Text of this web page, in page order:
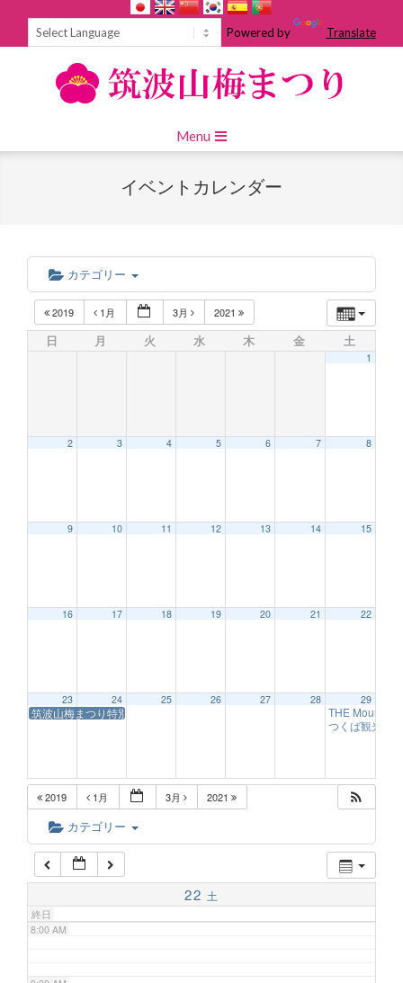
Powered by Translate
Navigation
Menu
イベントカレンダー
カテゴリー
2019 1月 3月 2021
日 月 火 水 木 金 土
1
2 3 4 5 6 7 8
9 10 11 12 13 14 15
16 17 18 19 20 21 22
23
筑波山梅まつり特別弁当
24 25 26 27 28 29
THE Mount
つくば観光大
2019 1月 3月 2021
カテゴリー
22 土
終日
2:00 AM
4:00 AM
6:00 AM
7:00 AM
8:00 AM